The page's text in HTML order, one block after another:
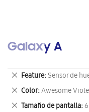
Galaxy A
Feature Sensor de
Eliminar
este
artículo
Color Awesome
Eliminar
este
Tamaño de pantalla
Eliminar